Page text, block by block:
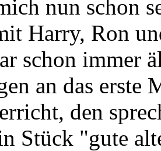
nun schon
Harry, Ron
schon immer
an das erste
den
Stück "gute